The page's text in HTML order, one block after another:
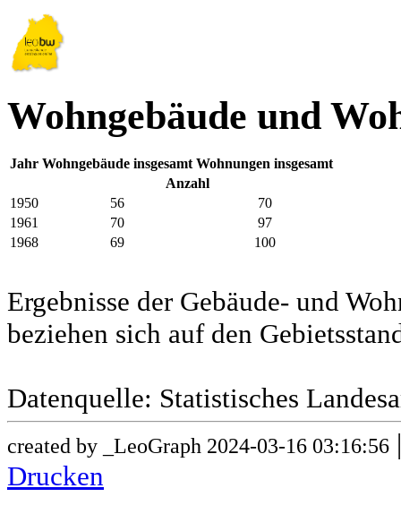
Wohngebäude und
Jahr Wohngebäude insgesamt Wohnungen insgesamt
Anzahl
1950
56
70
1961
70
97
1968
69 100
Ergebnisse der Gebäude- und
beziehen sich auf den
Datenquelle: Statistisches
created by _LeoGraph 2024-03-16 03:16:56
Drucken